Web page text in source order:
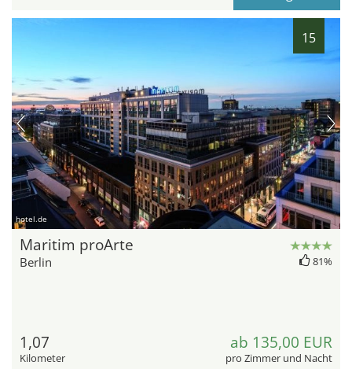
15
hotel.de
Maritim proArte
Berlin 81%
1,07
Kilometer
ab 135,00 EUR
pro Zimmer und Nacht